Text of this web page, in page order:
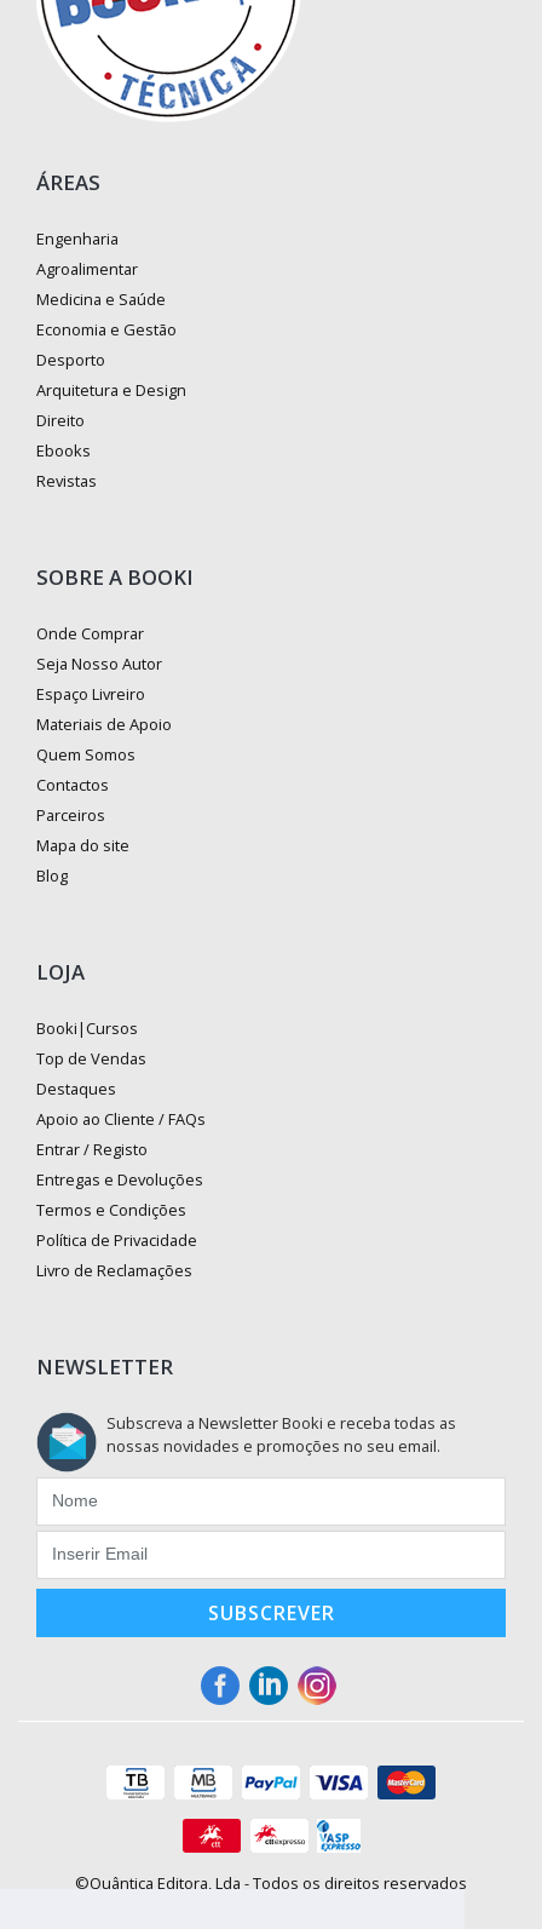
ÁREAS
Engenharia
Agroalimentar
Medicina e Saúde
Economia e Gestão
Desporto
Arquitetura e Design
Direito
Ebooks
Revistas
SOBRE A BOOKI
Onde Comprar
Seja Nosso Autor
Espaço Livreiro
Materiais de Apoio
Quem Somos
Contactos
Parceiros
Mapa do site
Blog
LOJA
Booki|Cursos
Top de Vendas
Destaques
Apoio ao Cliente / FAQs
Entrar / Registo
Entregas e Devoluções
Termos e Condições
Política de Privacidade
Livro de Reclamações
NEWSLETTER
Subscreva a Newsletter Booki e receba todas as
nossas novidades e promoções no seu email.
SUBSCREVER
©Quântica Editora, Lda - Todos os direitos reservados